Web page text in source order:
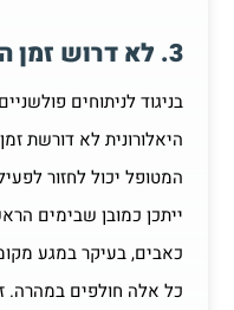
3. לא דרוש זמן החלמה
בניגוד לניתוחים
היאלורונית לא דורשת
המטופל יכול לחזור
ייתכן כמובן שבימים
כאבים, בעיקר במגע
כל אלה חולפים במהרה.